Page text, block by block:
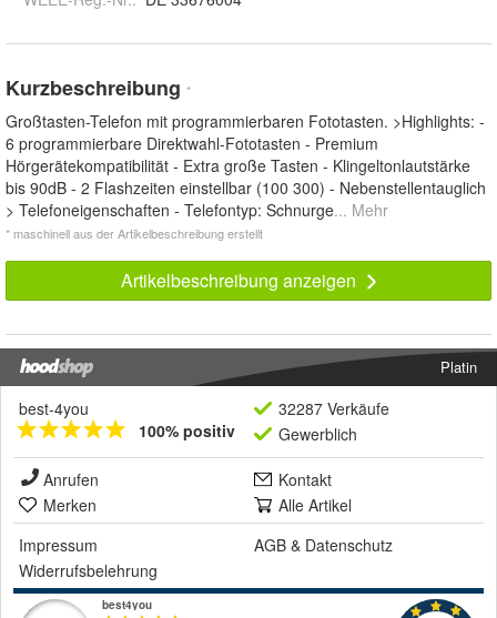
Kurzbeschreibung *
Großtasten-Telefon mit programmierbaren Fototasten. >Highlights: -
6 programmierbare Direktwahl-Fototasten - Premium
Hörgerätekompatibilität - Extra große Tasten - Klingeltonlautstärke
bis 90dB - 2 Flashzeiten einstellbar (100 300) - Nebenstellentauglich
> Telefoneigenschaften - Telefontyp: Schnurge... Mehr
* maschinell aus der Artikelbeschreibung erstellt
Artikelbeschreibung anzeigen
Platin
best-4you
100% positiv
32287 Verkäufe
Gewerblich
Anrufen
Kontakt
Merken
Alle Artikel
Impressum
AGB & Datenschutz
Widerrufsbelehrung